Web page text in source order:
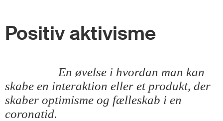
Positiv aktivisme
En øvelse i hvordan man kan
skabe en interaktion eller et produkt, der
skaber optimisme og fælleskab i en
coronatid.